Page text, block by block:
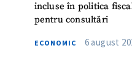
incluse în politica
pentru consultări
ECONOMIC 6 august
+ Numele meu
+ Emailul meu